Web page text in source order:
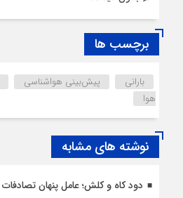
برچسب ها
بارانی پیش‌بینی هواشناسی
هوا
نوشته های مشابه
دود کاه و کلش؛ عامل پنهان